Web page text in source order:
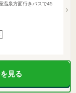
温泉方面行きバスで45
見る